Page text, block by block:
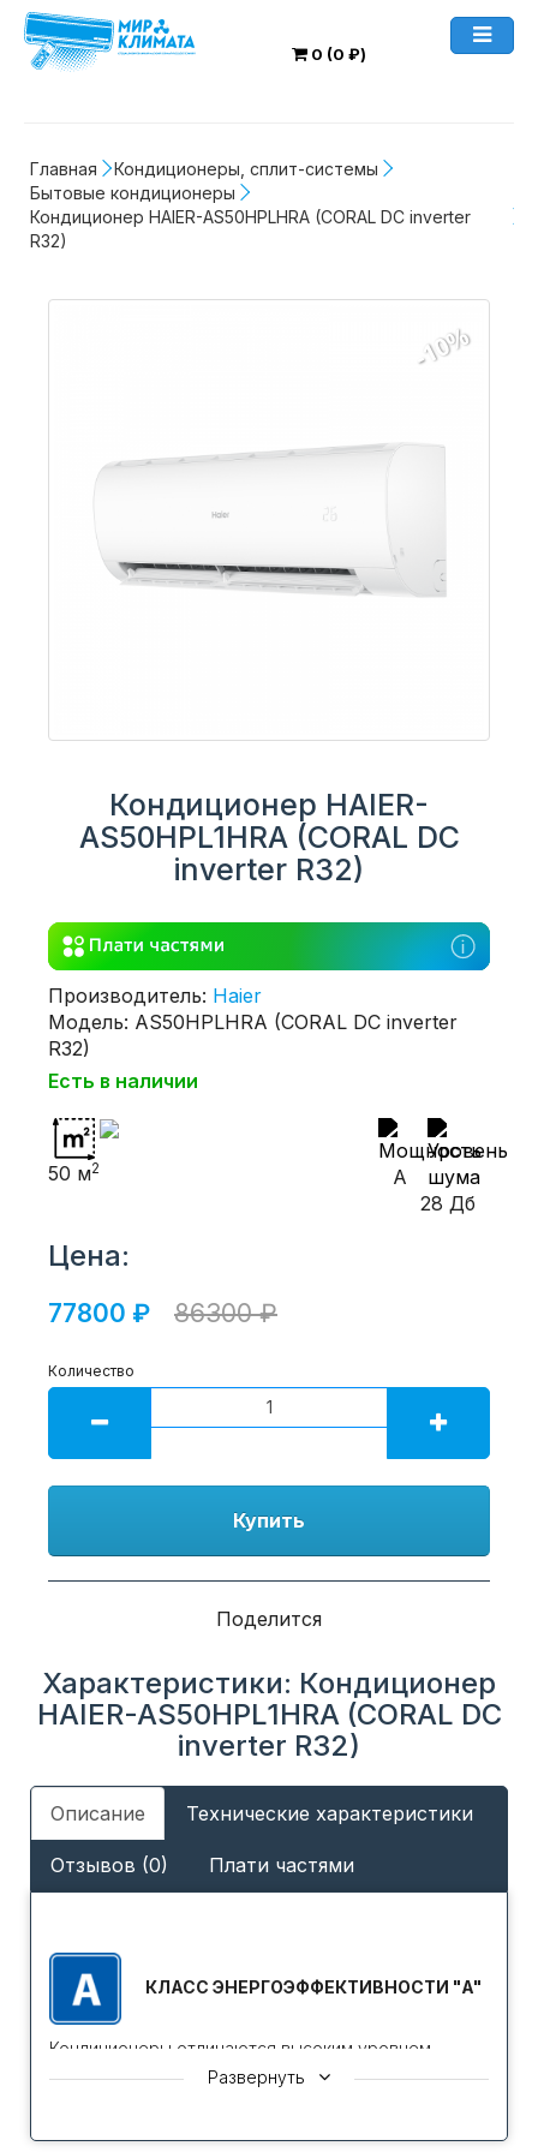
0 (0 ₽)
Главная
Кондиционеры, сплит-системы
Бытовые кондиционеры
Кондиционер HAIER-AS50HPLHRA (CORAL DC inverter
R32)
-10%
Кондиционер HAIER-
AS50HPL1HRA (CORAL DC
inverter R32)
Производитель: Haier
Модель: AS50HPLHRA (CORAL DC inverter
R32)
Есть в наличии
50 м2
A
28 Дб
Цена:
77800 ₽ 86300 ₽
Количество
Купить
Поделится
Характеристики: Кондиционер
HAIER-AS50HPL1HRA (CORAL DC
inverter R32)
Описание Технические характеристики
Отзывов (0) Плати частями
КЛАСС ЭНЕРГОЭФФЕКТИВНОСТИ "A"
Кондиционеры отличаются высоким уровнем
энергетической эффективности, что соответствует
организации Eurovent
Развернуть